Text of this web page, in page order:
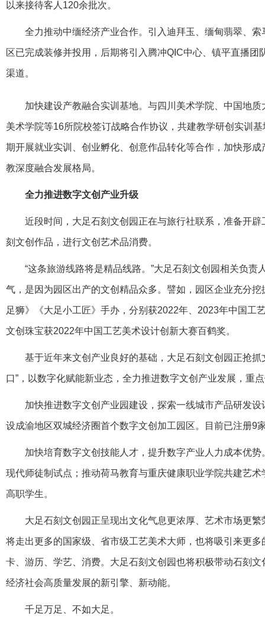
以来接待客人120余批次。
全力推动中缅经济产业合作。引入迪拜玉、缅甸翡翠、
区已完成装修并投用，后期将引入腾冲QIC中心、镇平直播团
渠道。
加快建设产教融合实训基地。与四川美术学院、中国地
美术学院等16所院校签订战略合作协议，共建教学研创实训
期开展就业实训、创业孵化、创意作品转化等合作，加快形
教深度融合发展格局。
全力推进数字文创产业升级
近段时间，大足石刻文创园正在与旅行社联系，准备开
刻文创作品，进行文创艺术品消费。
“这条旅游线路将是精品线路。”大足石刻文创园相关负责
气，是因为园区出产的文创精品众多。譬如，园区企业充分
足狮》《大足小工匠》手办，分别获2022年、2023年中国工
文创珠宝获2022年中国工艺美术设计创新大赛百鹤奖。
基于近年来文创产业良好的基础，大足石刻文创园正抢抓
口”，以数字化赋能新业态，全力推进数字文创产业发展，重
加快推进数字文创产业园建设，探索一线城市产品研发
设成渝地区双城经济圈首个数字文创加工园区。目前已注册9
加快培育数字文创技能人才，提升数字产业人力成本优
现代师徒制试点；推动荷马教育与重庆健康职业学院共建艺
高职学生。
大足石刻文创园正呈现出文化气息更浓厚、艺术市场更
将走出更多的国家级、省市级工艺美术大师，也将吸引来更
卡、游历、学艺、消费。大足石刻文创园也将积极带动石刻
经济社会高质量发展的新引擎、新动能。
千足万足、不如大足。